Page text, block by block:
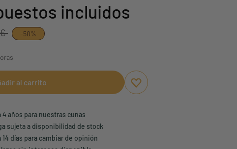
incluidos
€ -50%
al carrito
Aggiungi ai preferiti
borrar favoritos
4 años para nuestras cunas
sujeta a disponibilidad de stock
días para cambiar de opinión